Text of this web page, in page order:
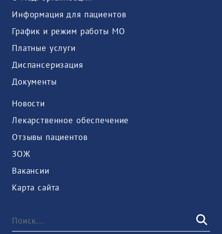
Информация для пациентов
График и режим работы МО
Платные услуги
Диспансеризация
Документы
Новости
Лекарственное обеспечение
Отзывы пациентов
ЗОЖ
Вакансии
Карта сайта